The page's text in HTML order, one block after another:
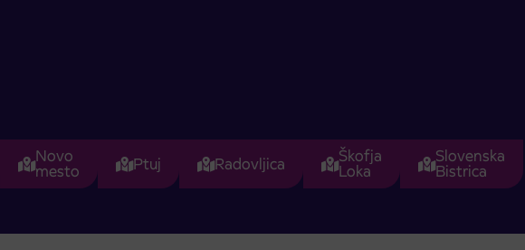
Novo
mesto Ptuj Radovljica Škofja
Loka
Slovenska
Bistrica